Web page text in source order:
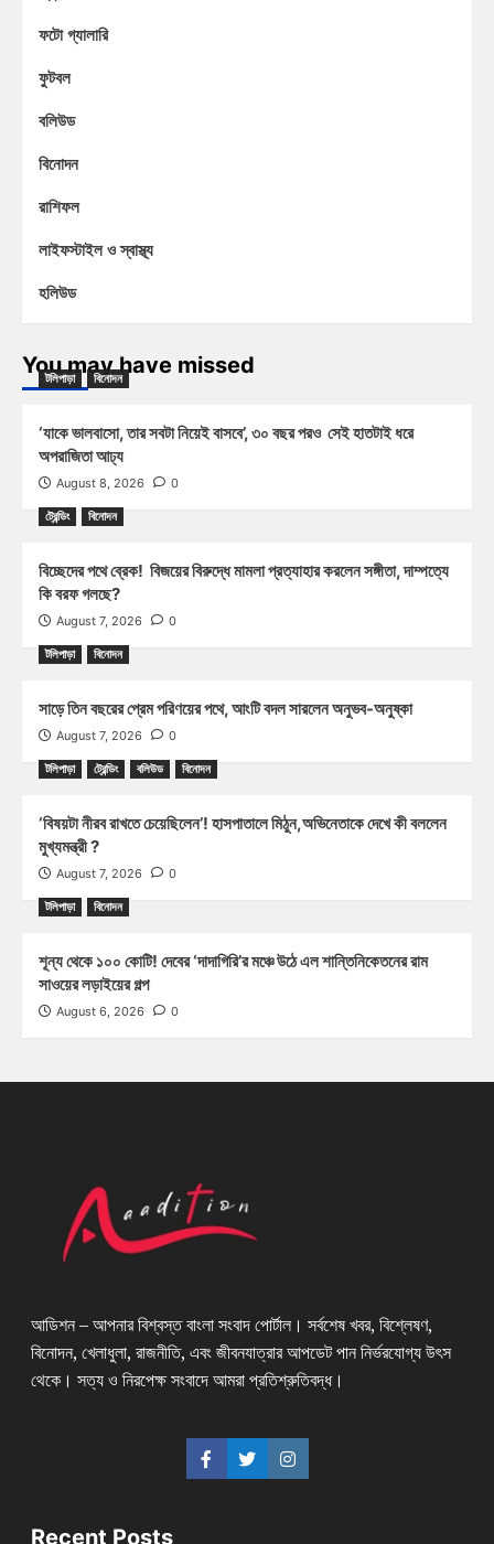
ফটো গ্যালারি
ফুটবল
বলিউড
বিনোদন
রাশিফল
লাইফস্টাইল ও স্বাস্থ্য
হলিউড
You may have missed
টলিপাড়া বিনোদন
‘যাকে ভালবাসো, তার সবটা নিয়েই বাসবে’, ৩০ বছর পরও সেই হাতটাই ধরে
অপরাজিতা আঢ্য
August 8, 2026 0
ট্রেন্ডিং বিনোদন
বিচ্ছেদের পথে ব্রেক! বিজয়ের বিরুদ্ধে মামলা প্রত্যাহার করলেন সঙ্গীতা, দাম্পত্যে
কি বরফ গলছে?
August 7, 2026 0
টলিপাড়া বিনোদন
সাড়ে তিন বছরের প্রেম পরিণয়ের পথে, আংটি বদল সারলেন অনুভব-অনুষ্কা
August 7, 2026 0
টলিপাড়া ট্রেন্ডিং বলিউড বিনোদন
‘বিষয়টা নীরব রাখতে চেয়েছিলেন’! হাসপাতালে মিঠুন,অভিনেতাকে দেখে কী বললেন
মুখ্যমন্ত্রী ?
August 7, 2026 0
টলিপাড়া বিনোদন
শূন্য থেকে ১০০ কোটি! দেবের ‘দাদাগিরি’র মঞ্চে উঠে এল শান্তিনিকেতনের রাম
সাওয়ের লড়াইয়ের গল্প
August 6, 2026 0
আডিশন – আপনার বিশ্বস্ত বাংলা সংবাদ পোর্টাল। সর্বশেষ খবর, বিশ্লেষণ,
বিনোদন, খেলাধুলা, রাজনীতি, এবং জীবনযাত্রার আপডেট পান নির্ভরযোগ্য উৎস
থেকে। সত্য ও নিরপেক্ষ সংবাদে আমরা প্রতিশ্রুতিবদ্ধ।
Recent Posts